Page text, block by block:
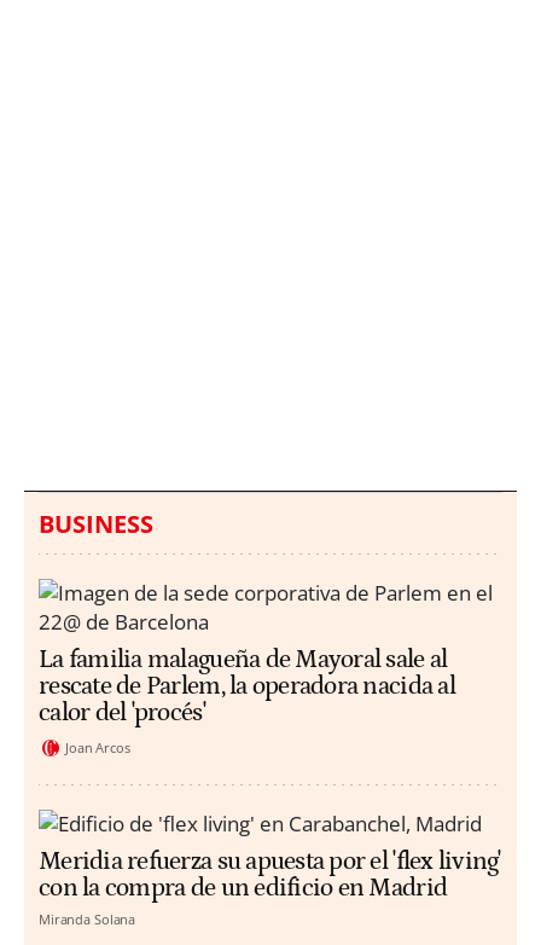
BUSINESS
La familia malagueña de Mayoral sale al
rescate de Parlem, la operadora nacida al
calor del 'procés'
Joan Arcos
Meridia refuerza su apuesta por el 'flex living'
con la compra de un edificio en Madrid
Miranda Solana